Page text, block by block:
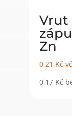
Vrut
Zn
0,21 Kč
0,17 Kč